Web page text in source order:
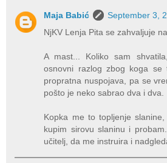
Maja Babić
September 3,
NjKV Lenja Pita se zahvaljuje
A mast... Koliko sam
osnovni razlog zbog koga se
propratna nuspojava, pa se
pošto je neko sabrao dva i dva.
Kopka me to topljenje
kupim sirovu slaninu i
učitelj, da me instruira i